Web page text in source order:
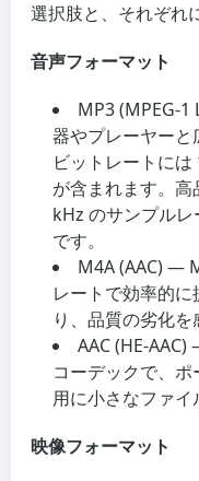
選択肢と、それぞれ
音声フォーマット
MP3 (MPEG-
器やプレーヤー
ビットレートに
が含まれます。高
kHz のサンプル
です。
M4A (AAC) —
レートで効率的
り、品質の劣化を
AAC (HE-
コーデックで、
用に小さなファイ
映像フォーマット